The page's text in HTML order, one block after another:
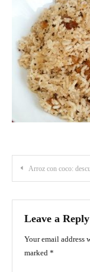
Post
Arroz con coco: descubre su origen y los
Leave a Reply
Your email address
marked *